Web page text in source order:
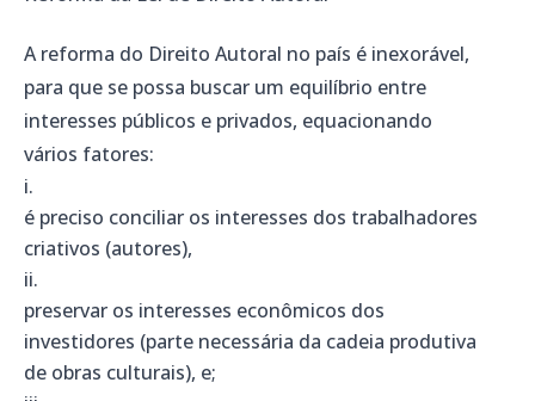
A reforma do Direito Autoral no país é inexorável,
para que se possa buscar um equilíbrio entre
interesses públicos e privados, equacionando
vários fatores:
é preciso conciliar os interesses dos trabalhadores
criativos (autores),
preservar os interesses econômicos dos
investidores (parte necessária da cadeia produtiva
de obras culturais), e;